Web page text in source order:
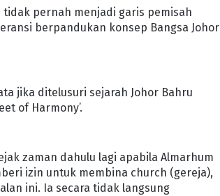
tidak pernah menjadi garis pemisah
berpandukan konsep Bangsa Johor
jika ditelusuri sejarah Johor Bahru
of Harmony’.
zaman dahulu lagi apabila Almarhum
izin untuk membina church (gereja),
ini. Ia secara tidak langsung